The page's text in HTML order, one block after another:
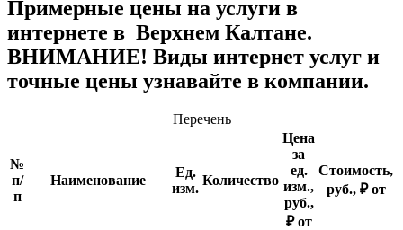
Примерные цены на услуги в
интернете в Верхнем Калтане.
ВНИМАНИЕ! Виды интернет услуг и
точные цены узнавайте в компании.
Перечень
№
п/
п
Наименование
Ед.
изм.
Количество
Цена
за
ед.
изм.,
руб.,
₽ от
Стоимость,
руб., ₽ от